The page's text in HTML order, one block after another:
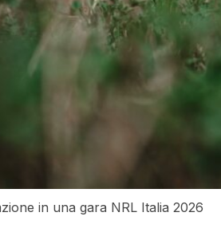
in una gara NRL Italia 2026